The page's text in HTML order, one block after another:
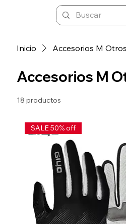
Inicio Accesorios M Otros
Accesorios M
18 productos
SALE 50% off